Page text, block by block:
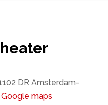
DR Amsterdam-
Google maps